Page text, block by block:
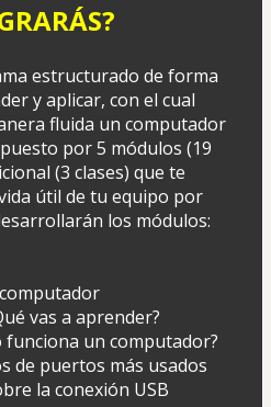
estructurado de forma
y aplicar, con el cual
fluida un computador
por 5 módulos (19
(3 clases) que te
útil de tu equipo por
los módulos:
vas a aprender?
funciona un computador?
de puertos más usados
la conexión USB